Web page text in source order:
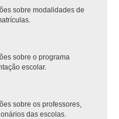
sobre modalidades de
sobre o programa
escolar.
sobre os professores,
das escolas.